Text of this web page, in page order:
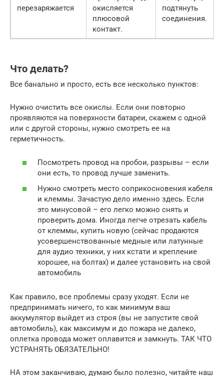
перезаряжается
окисляется
плюсовой
контакт.
подтянуть
соединения.
Что делать?
Все банально и просто, есть все несколько пунктов:
Нужно очистить все окислы. Если они повторно
проявляются на поверхности батареи, скажем с одной
или с другой стороны, нужно смотреть ее на
герметичность.
Посмотреть провод на пробои, разрывы – если
они есть, то провод лучше заменить.
Нужно смотреть место соприкосновения кабеля
и клеммы. Зачастую дело именно здесь. Если
это минусовой – его легко можно снять и
проверить дома. Иногда легче отрезать кабель
от клеммы, купить новую (сейчас продаются
усовершенствованные медные или латунные
для аудио техники, у них кстати и крепление
хорошее, на болтах) и далее установить на свой
автомобиль
Как правило, все проблемы сразу уходят. Если не
предпринимать ничего, то как минимум ваш
аккумулятор выйдет из строя (вы не запустите свой
автомобиль), как максимум и до пожара не далеко,
оплетка провода может оплавится и замкнуть. ТАК ЧТО
УСТРАНЯТЬ ОБЯЗАТЕЛЬНО!
НА этом заканчиваю, думаю было полезно, читайте наш